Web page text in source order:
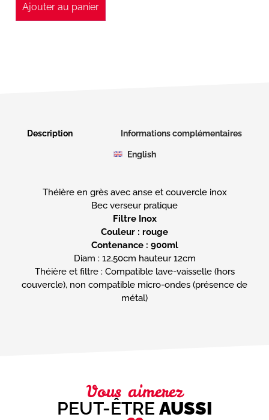
Ajouter au panier
Description Informations complémentaires
English
Théière en grès avec anse et couvercle inox
Filtre Inox
Couleur : rouge
Contenance : 900ml
Diam : 12,50cm hauteur 12cm
Théière et filtre : Compatible lave-vaisselle (hors
couvercle), non compatible micro-ondes (présence de
métal)
Vous aimerez
PEUT-ÊTRE AUSSI